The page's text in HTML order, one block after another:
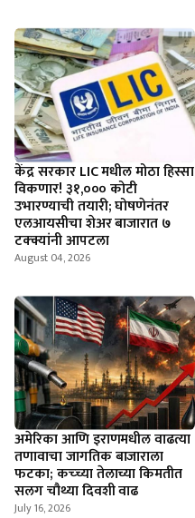
केंद्र सरकार LIC मधील मोठा हिस्सा
विकणार! ३१,००० कोटी
उभारण्याची तयारी; घोषणेनंतर
एलआयसीचा शेअर बाजारात ७
टक्क्यांनी आपटला
August 04, 2026
अमेरिका आणि इराणमधील वाढत्या
तणावाचा जागतिक बाजाराला
फटका; कच्च्या तेलाच्या किमतीत
सलग चौथ्या दिवशी वाढ
July 16, 2026